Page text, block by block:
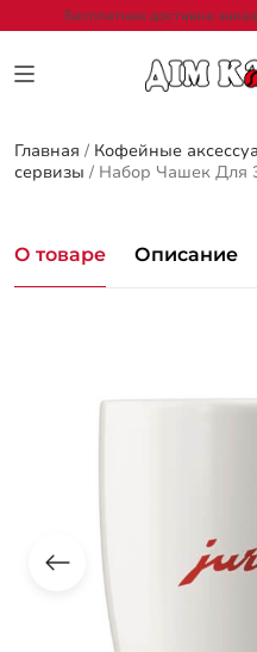
Бесплатная доставка
Главная / Кофейные
сервизы / Набор Чашек Для
О товаре Описание